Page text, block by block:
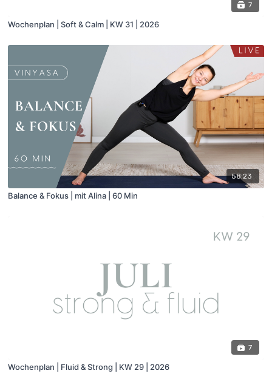
7
Wochenplan | Soft & Calm | KW 31 | 2026
58:23
Balance & Fokus | mit Alina | 60 Min
7
Wochenplan | Fluid & Strong | KW 29 | 2026